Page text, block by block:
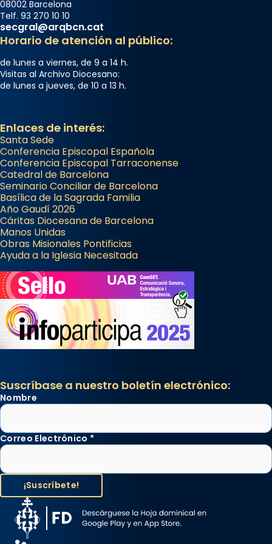
08002 Barcelona
Telf. 93 270 10 10
secgral@arqbcn.cat
Horario de atención al público:
de lunes a viernes, de 9 a 14 h.
Visitas al Archivo Diocesano:
de lunes a jueves, de 10 a 13 h.
Enlaces de interés:
Santa Sede
Conferencia Episcopal Española
Conferencia Episcopal Tarraconense
Catedral de Barcelona
Seminario Conciliar de Barcelona
Basílica de la Sagrada Familia
Año Gaudí 2026
Cáritas Diocesana de Barcelona
Manos Unidas
Obras Misionales Pontificias
Ayuda a la Iglesia Necesitada
Suscríbase a nuestro boletín electrónico:
Nombre
Correo Electrónico *